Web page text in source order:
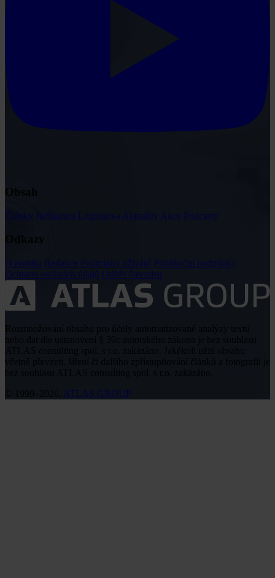
Články Judikatura Legislativa Aktuality Akce Podcasty
O portálu Redakce Podmínky užívání Publikační podmínky
Ochrana osobních údajů Odběr časopisu
včetně převzetí, šíření či dalšího zpřístupňování článků a fotografií je
ATLAS GROUP